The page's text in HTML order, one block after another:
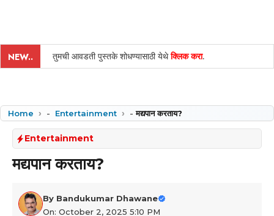
NEW.. तुमची आवडती पुस्तके शोधण्यासाठी येथेक्लिक करा.
Home - Entertainment -मद्यपान करताय?
Entertainment
मद्यपान करताय?
By Bandukumar Dhawane
On: October 2, 2025 5:10 PM